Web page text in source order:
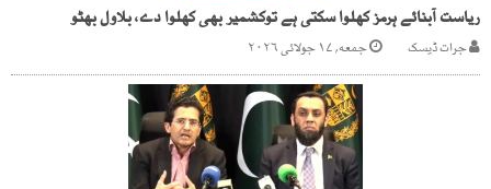
ریاست آبنائے ہرمز کھلوا سکتی ہے توکشمیر بھی کھلوا دے، بلاول بھٹو
جرات ڈیسک جمعه, ۱۷ جولائی ۲۰۲۶